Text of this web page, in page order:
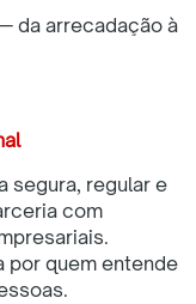
da arrecadação à
segura, regular e
com
por quem entende